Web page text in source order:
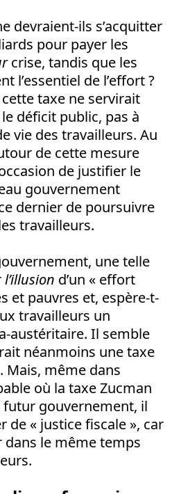
devraient-ils s’acquitter
pour payer les
crise, tandis que les
l’essentiel de l’effort ?
taxe ne servirait
déficit public, pas à
vie des travailleurs. Au
de cette mesure
de justifier le
gouvernement
dernier de poursuivre
travailleurs.
une telle
l’illusion d’un « effort
et pauvres et, espère-t-
travailleurs un
austéritaire. Il semble
néanmoins une taxe
Mais, même dans
où la taxe Zucman
gouvernement, il
de « justice fiscale », car
dans le même temps